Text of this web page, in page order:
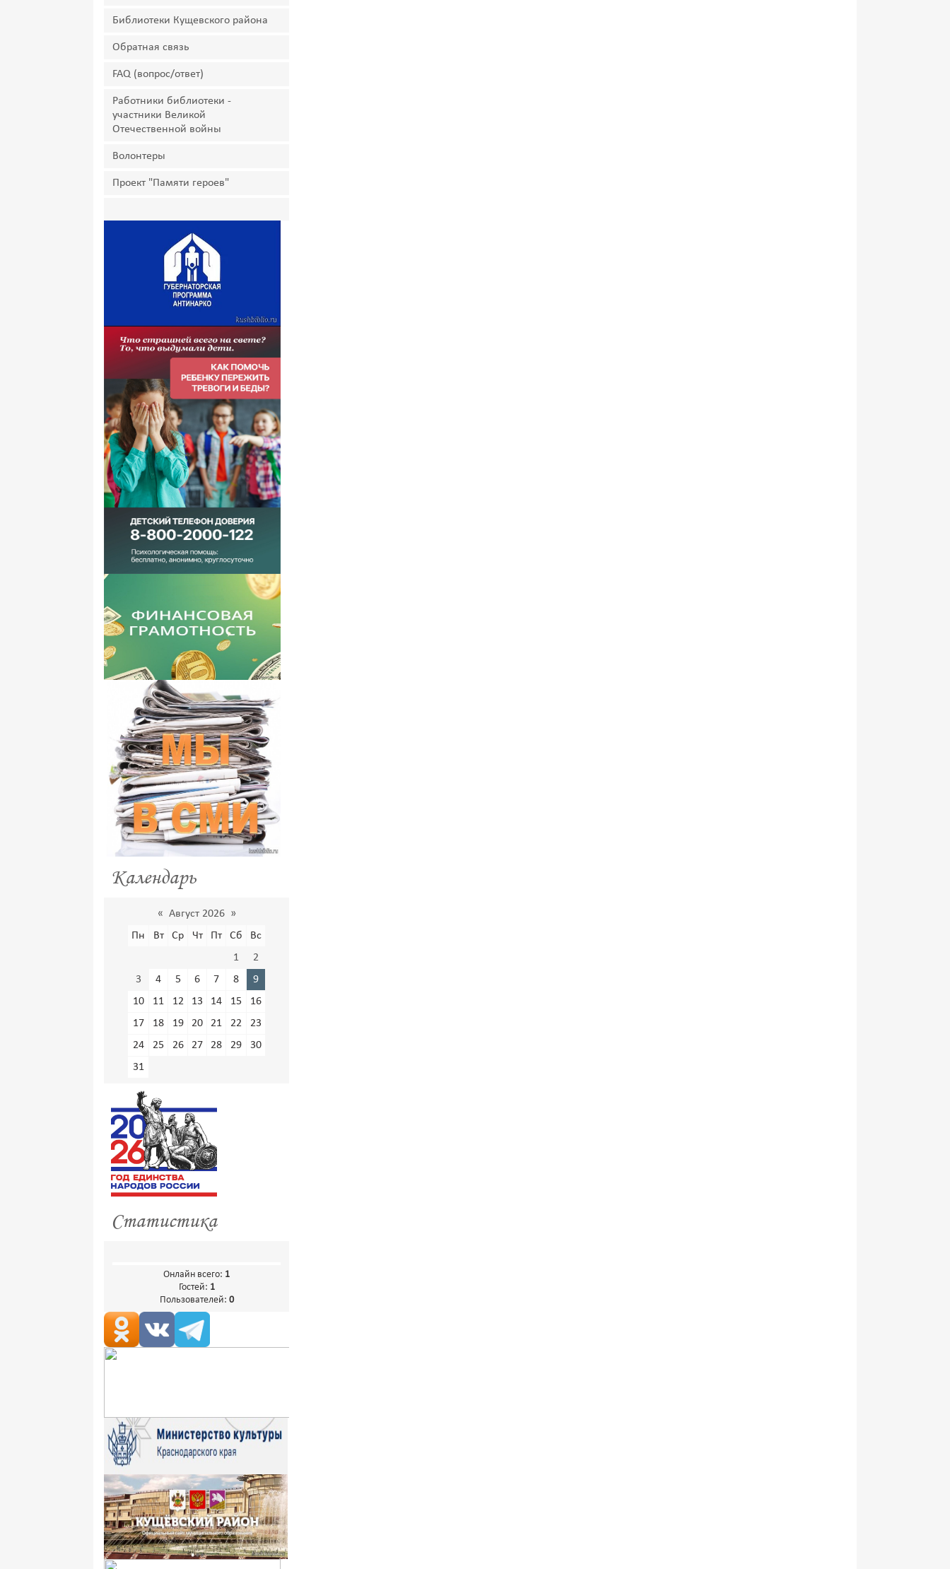
Библиотеки Кущевского района
Обратная связь
FAQ (вопрос/ответ)
Работники библиотеки -
участники Великой
Отечественной войны
Волонтеры
Проект "Памяти героев"
Календарь
« Август 2026 »
Пн
Вт Ср Чт Пт Сб
Вс
1
2
3
4 5 6 7 8
9
10
11 12 13 14 15
16
17
18 19 20 21 22
23
24
25 26 27 28 29
30
31
Статистика
Онлайн всего: 1
Гостей: 1
Пользователей: 0